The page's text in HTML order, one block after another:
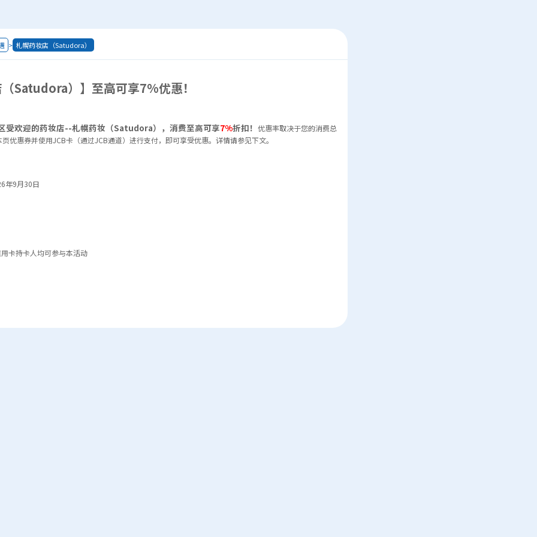
> 札幌药妆店（Satudora）
Satudora）】至高可享7%优惠！
受欢迎的药妆店--札幌药妆（Satudora），消费至高可享7%折扣！ 优惠率取决于您的消费总
优惠券并使用JCB卡（通过JCB通道）进行支付，即可享受优惠。详情请参见下文。
年9月30日
卡持卡人均可参与本活动